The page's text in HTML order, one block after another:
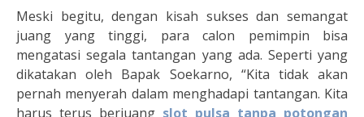
Meski begitu, dengan kisah sukses dan semangat
juang yang tinggi, para calon pemimpin bisa
mengatasi segala tantangan yang ada. Seperti yang
dikatakan oleh Bapak Soekarno, “Kita tidak akan
pernah menyerah dalam menghadapi tantangan. Kita
harus terus berjuang slot pulsa tanpa potongan